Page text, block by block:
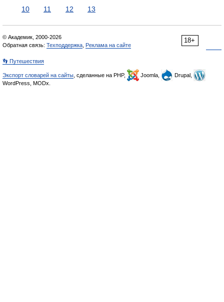
10
11 12 13
18+
© Академик, 2000-2026
Обратная связь: Техподдержка Реклама на сайте
👣 Путешествия
Экспорт словарей на сайты , сделанные на PHP, Joomla,
Drupal,
WordPress, MODx.